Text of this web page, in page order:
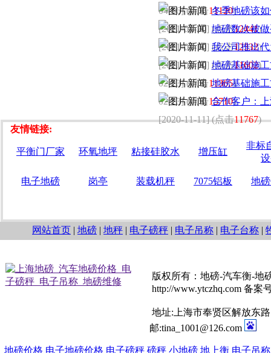
04-06] (点击11120)
冬季地磅该
[2021-03-20] (点击12441)
地磅数次被
[2021-03-10] (点击12332)
我公司推出
[2021-03-10] (点击11602)
地磅基础施
02-23] (点击11365)
地磅基础施
02-23] (点击15710)
合作客户：
[2020-11-11] (点击11767)
友情链接:
平衡门厂家 环氧地坪 粘接硅胶水 增压缸
非标
电子地磅 岗亭 装载机秤 7075铝板 地
网站首页 | 地磅 | 地秤 | 电子磅秤 | 电子吊称 | 电子台称 |
版权所有：地磅-汽车衡-地
http://www.ytczhq.com 备案
地址:上海市奉贤区解放东
邮:tina_1001@126.com
地磅价格 电子地磅价格 电子磅秤 磅秤 小地磅 地上衡 电子吊称